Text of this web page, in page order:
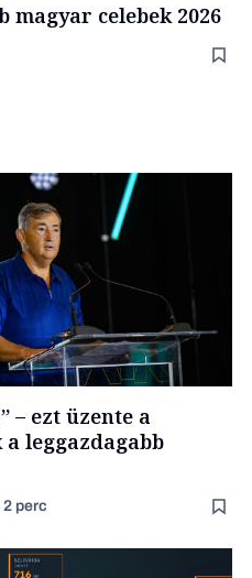
magyar celebek 2026
– ezt üzente a
leggazdagabb
2 perc